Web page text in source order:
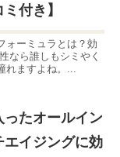
付き】
ォーミュラとは？効
なら誰しもシミやく
ますよね。...
ったオールイン
エイジングに効